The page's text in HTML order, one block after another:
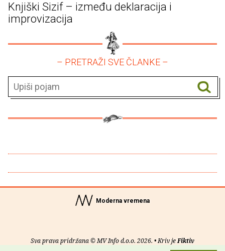
Knjiški Sizif – između deklaracija i
improvizacija
– PRETRAŽI SVE ČLANKE –
Moderna vremena
Sva prava pridržana © MV Info d.o.o. 2026. • Kriv jeFiktiv